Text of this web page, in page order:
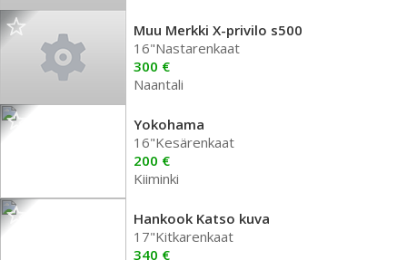
Muu Merkki X-privilo s500
16"Nastarenkaat
300 €
Naantali
Yokohama
16"Kesärenkaat
200 €
Kiiminki
Hankook Katso kuva
17"Kitkarenkaat
340 €